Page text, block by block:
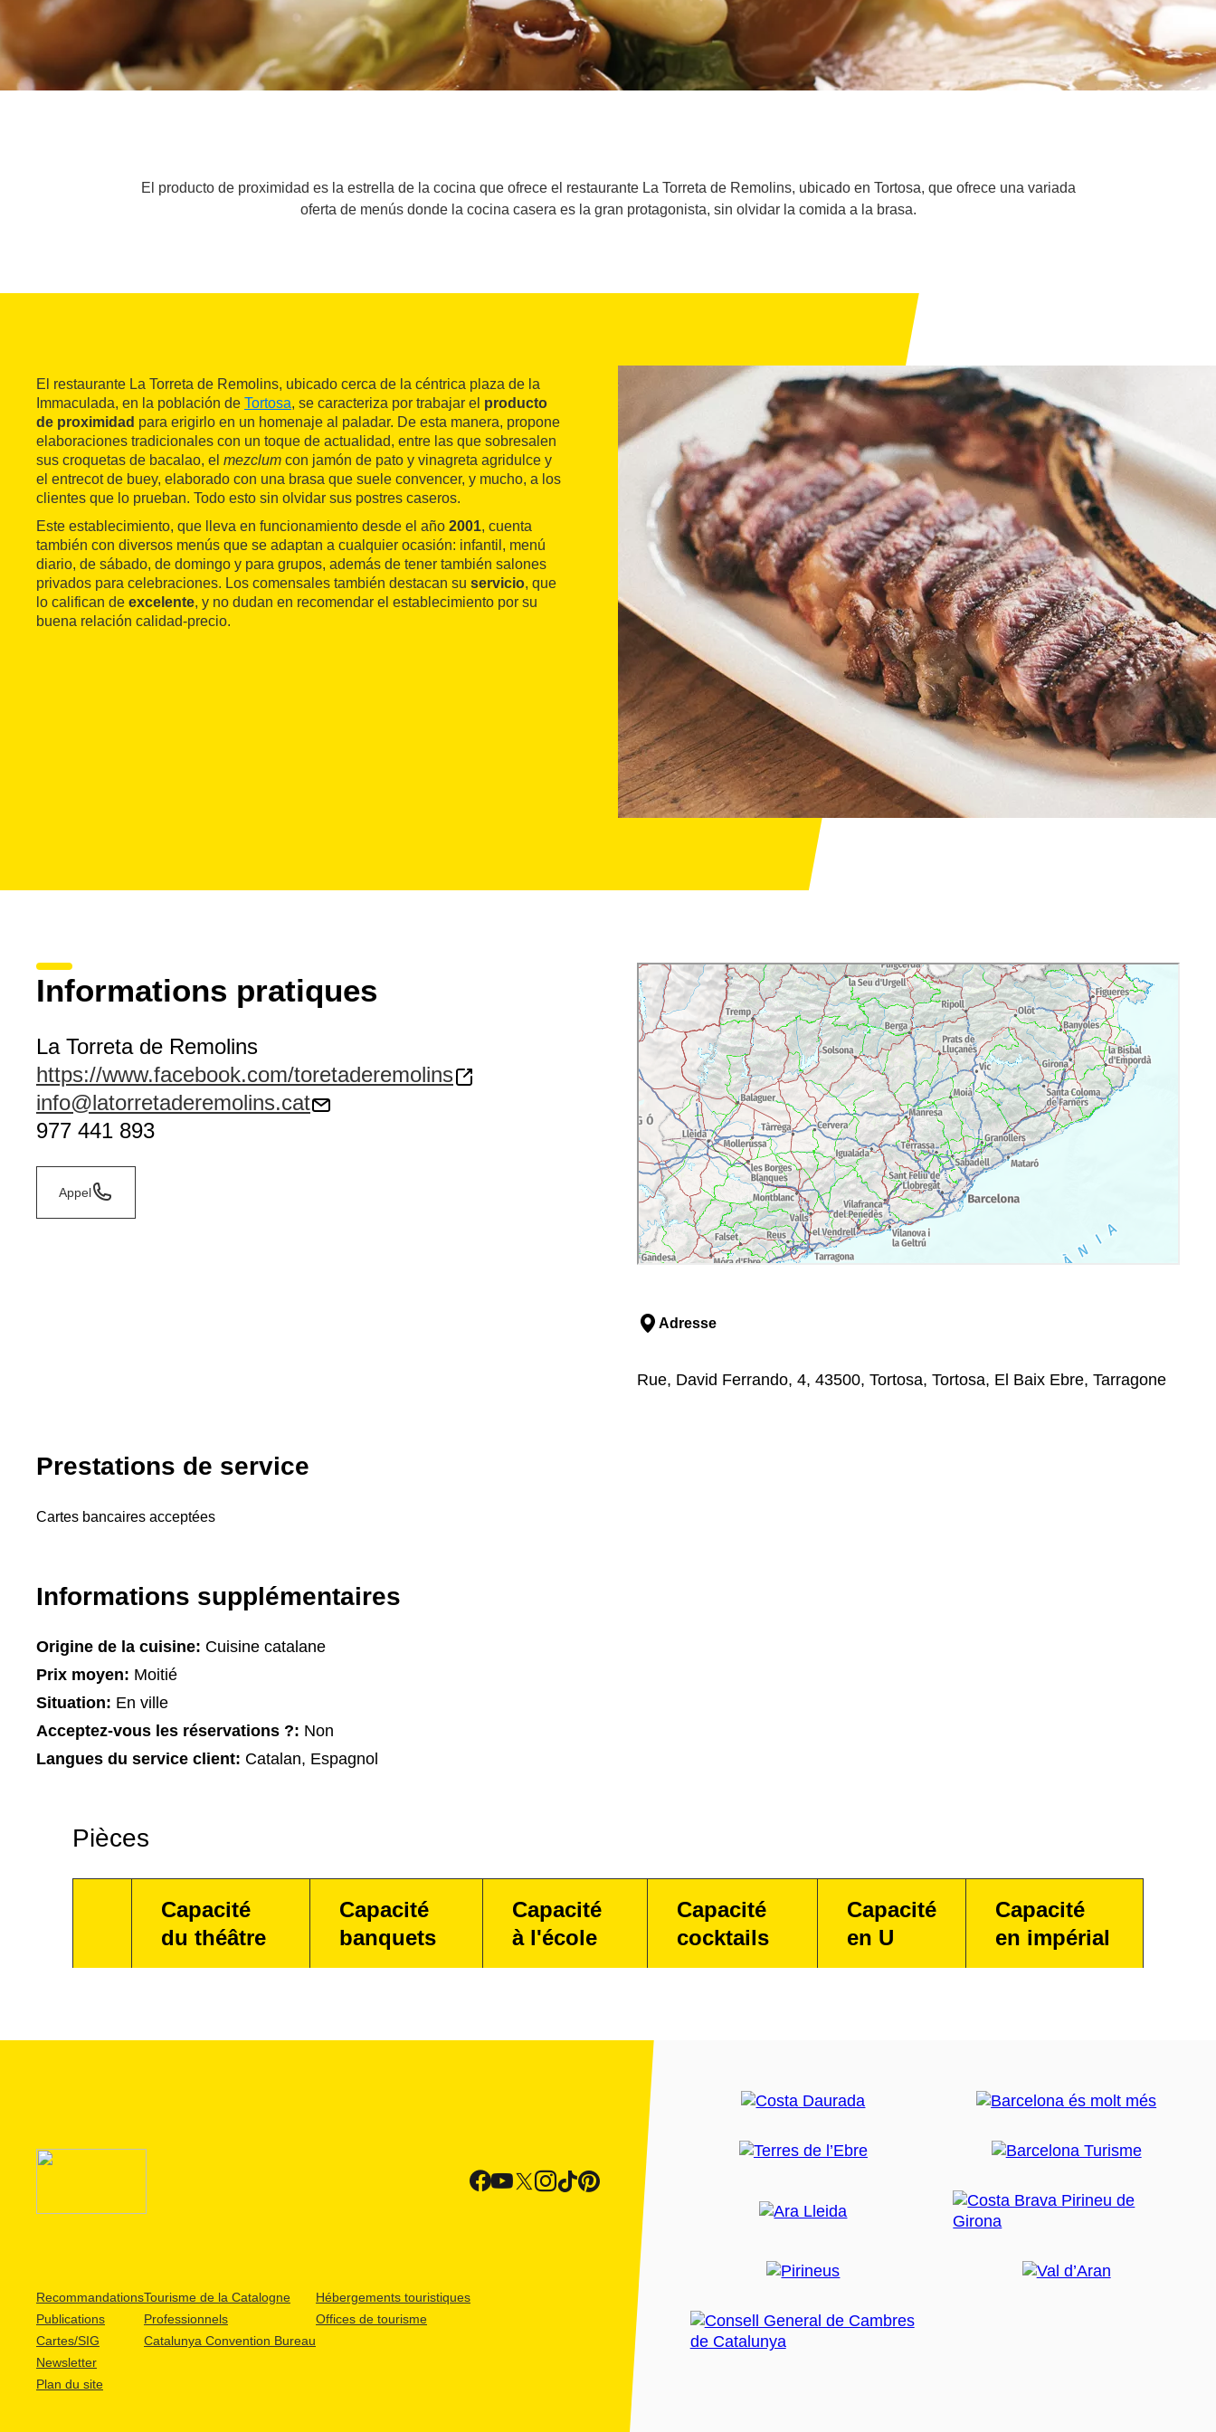
El producto de proximidad es la estrella de la cocina que ofrece el restaurante La Torreta de Remolins, ubicado en Tortosa, que ofrece una variada
oferta de menús donde la cocina casera es la gran protagonista, sin olvidar la comida a la brasa.
El restaurante La Torreta de Remolins, ubicado cerca de la céntrica plaza de la
Immaculada, en la población de Tortosa, se caracteriza por trabajar el producto
de proximidad para erigirlo en un homenaje al paladar. De esta manera, propone
elaboraciones tradicionales con un toque de actualidad, entre las que sobresalen
sus croquetas de bacalao, el mezclum con jamón de pato y vinagreta agridulce y
el entrecot de buey, elaborado con una brasa que suele convencer, y mucho, a los
clientes que lo prueban. Todo esto sin olvidar sus postres caseros.
Este establecimiento, que lleva en funcionamiento desde el año 2001, cuenta
también con diversos menús que se adaptan a cualquier ocasión: infantil, menú
diario, de sábado, de domingo y para grupos, además de tener también salones
privados para celebraciones. Los comensales también destacan su servicio, que
lo califican de excelente, y no dudan en recomendar el establecimiento por su
buena relación calidad-precio.
Informations pratiques
La Torreta de Remolins
https://www.facebook.com/toretaderemolins
info@latorretaderemolins.cat
977 441 893
Appel
Adresse
Rue, David Ferrando, 4, 43500, Tortosa, Tortosa, El Baix Ebre, Tarragone
Prestations de service
Cartes bancaires acceptées
Informations supplémentaires
Origine de la cuisine: Cuisine catalane
Prix moyen: Moitié
Situation: En ville
Acceptez-vous les réservations ?: Non
Langues du service client: Catalan, Espagnol
Pièces
Capacité
du théâtre
Capacité
banquets
Capacité
à l'école
Capacité
cocktails
Capacité
en U
Capacité
en impérial
Recommandations
Publications
Cartes/SIG
Newsletter
Plan du site
Tourisme de la Catalogne
Professionnels
Catalunya Convention Bureau
Hébergements touristiques
Offices de tourisme